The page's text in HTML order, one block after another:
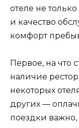
отеле не
и качество
комфорт
Первое, на что
наличие
некоторых
других —
поездки